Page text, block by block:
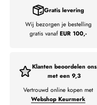
Gratis levering
Wij bezorgen je bestelling
gratis vanafEUR 100,-
Klanten beoordelen ons
met een 9,3
Vertrouwd online kopen met
Webshop Keurmerk